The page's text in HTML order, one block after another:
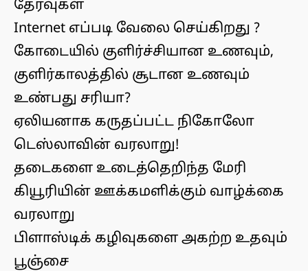
தேர்வுகள்
Internet எப்படி வேலை செய்கிறது ?
கோடையில் குளிர்ச்சியான உணவும்,
குளிர்காலத்தில் சூடான உணவும்
உண்பது சரியா?
ஏலியனாக கருதப்பட்ட நிகோலோ
டெஸ்லாவின் வரலாறு!
தடைகளை உடைத்தெறிந்த மேரி
கியூரியின் ஊக்கமளிக்கும் வாழ்க்கை
வரலாறு
பிளாஸ்டிக் கழிவுகளை அகற்ற உதவும்
பூஞ்சை